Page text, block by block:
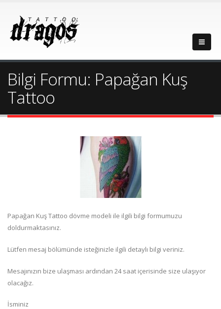
Bilgi Formu: Papağan Kuş
Tattoo
Papağan Kuş Tattoo dövme modeli ile ilgili bilgi formumuzu
doldurmaktasınız.
Lütfen mesaj bölümünde isteğinizle ilgili detaylı bilgi veriniz.
Mesajınızın bize ulaşması ardından 24 saat içerisinde size ulaşıyor
olacağız.
İsminiz